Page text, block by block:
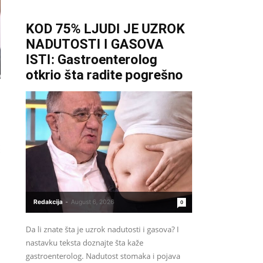
KOD 75% LJUDI JE UZROK
NADUTOSTI I GASOVA
ISTI: Gastroenterolog
otkrio šta radite pogrešno
Redakcija - August 6, 2026 0
Da li znate šta je uzrok nadutosti i gasova? I
nastavku teksta doznajte šta kaže
gastroenterolog. Nadutost stomaka i pojava